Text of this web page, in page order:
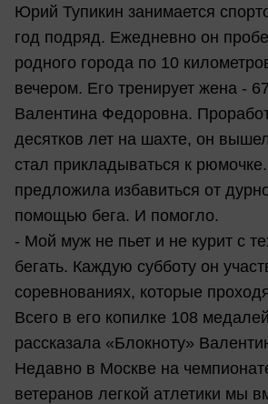
Юрий Тупикин занимается
год подряд. Ежедневно он
родного города по 10
вечером. Его тренирует жена -
Валентина Федоровна.
десятков лет на шахте, он
стал прикладываться к
предложила избавиться от
помощью бега. И помогло.
- Мой муж не пьет и не курит с
бегать. Каждую субботу он
соревнованиях, которые
Всего в его копилке 108
рассказала «Блокноту»
Недавно в Москве на
ветеранов легкой атлетики мы